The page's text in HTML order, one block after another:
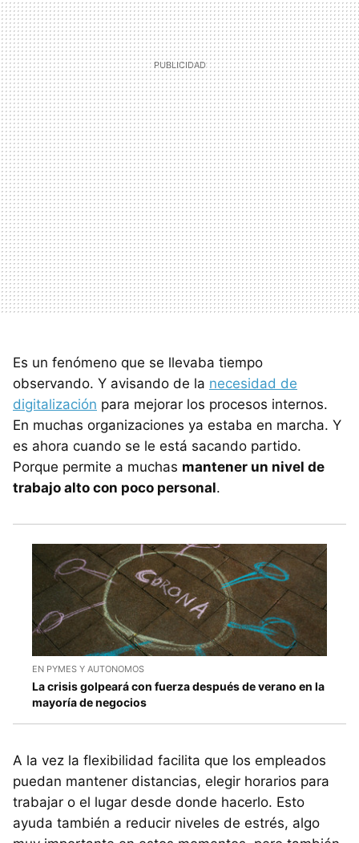
Es un fenómeno que se llevaba tiempo
observando. Y avisando de la necesidad de
digitalización para mejorar los procesos internos.
En muchas organizaciones ya estaba en marcha. Y
es ahora cuando se le está sacando partido.
Porque permite a muchas mantener un nivel de
trabajo alto con poco personal.
EN PYMES Y AUTONOMOS
La crisis golpeará con fuerza después de verano en la
mayoría de negocios
A la vez la flexibilidad facilita que los empleados
puedan mantener distancias, elegir horarios para
trabajar o el lugar desde donde hacerlo. Esto
ayuda también a reducir niveles de estrés, algo